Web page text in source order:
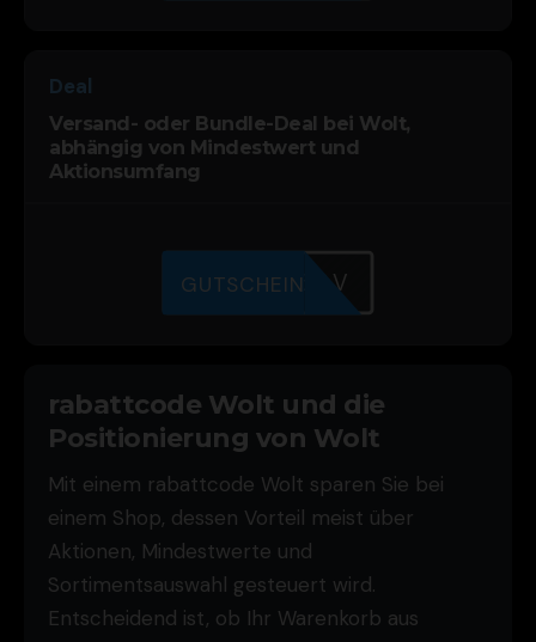
Deal
Versand- oder Bundle-Deal bei Wolt,
abhängig von Mindestwert und
Aktionsumfang
5JPYJV66V
GUTSCHEIN
rabattcode Wolt und die
Positionierung von Wolt
Mit einem rabattcode Wolt sparen Sie bei
einem Shop, dessen Vorteil meist über
Aktionen, Mindestwerte und
Sortimentsauswahl gesteuert wird.
Entscheidend ist, ob Ihr Warenkorb aus